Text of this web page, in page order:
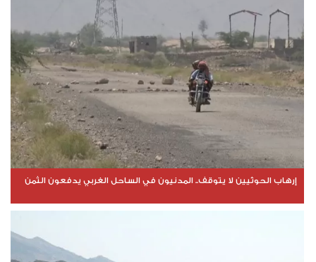
إرهاب الحوثيين لا يتوقف.. المدنيون في الساحل الغربي يدفعون الثمن